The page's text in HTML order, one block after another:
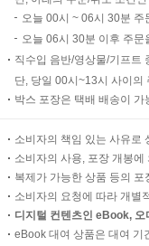
오늘 00시 ~ 06시 30분
오늘 06시 30분 이후 주
직수입 음반/영상물/기프트
단, 당일 00시~13시 사이의
박스 포장은 택배 배송이
소비자의 책임 있는 사유로
소비자의 사용, 포장 개봉
복제가 가능한 상품 등의
소비자의 요청에 따라 개별
디지털 컨텐츠인 eBook,
eBook 대여 상품은 대여 기